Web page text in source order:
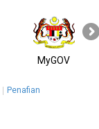
MyGOV
Penafian